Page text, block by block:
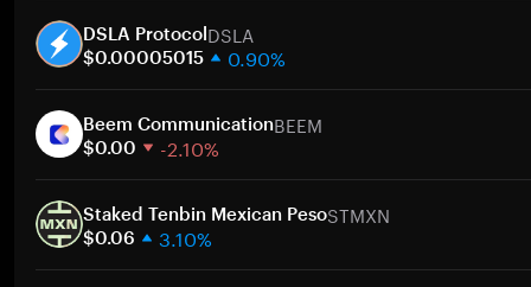
30 dias
Capitalização de mercado
DSLA ProtocolDSLA
$0.00005015 0.90%
30 dias
Capitalização de mercado
Beem CommunicationBEEM
$0.00 -2.10%
30 dias
Capitalização de mercado
Staked Tenbin Mexican PesoSTMXN
$0.06 3.10%